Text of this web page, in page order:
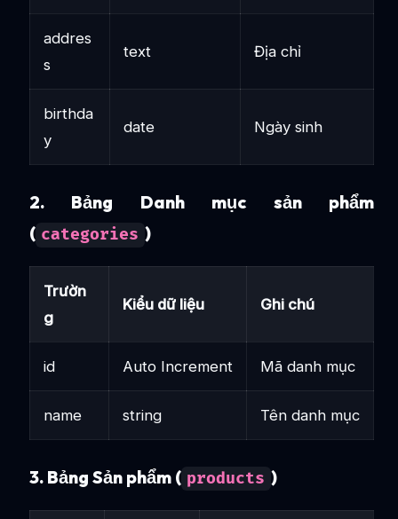
addres
s
text Địa chỉ
birthda
y
date Ngày sinh
2. Bảng Danh mục sản phẩm
( categories )
Trườn
g
Kiểu dữ liệu Ghi chú
id Auto Increment Mã danh mục
name string Tên danh mục
3. Bảng Sản phẩm ( products )